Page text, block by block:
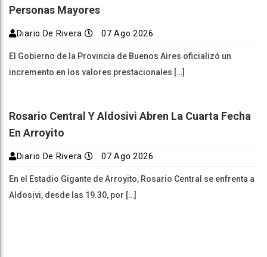
Personas Mayores
Diario De Rivera 07 Ago 2026
El Gobierno de la Provincia de Buenos Aires oficializó un
incremento en los valores prestacionales […]
Rosario Central Y Aldosivi Abren La Cuarta Fecha
En Arroyito
Diario De Rivera 07 Ago 2026
En el Estadio Gigante de Arroyito, Rosario Central se enfrenta a
Aldosivi, desde las 19.30, por […]